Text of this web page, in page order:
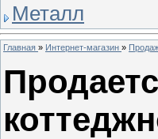
Металл
Главная » Интернет-магазин »